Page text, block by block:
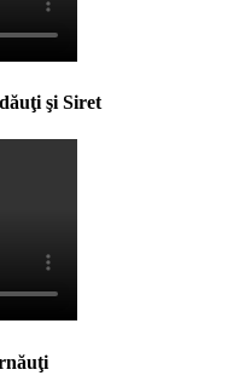
şi Siret